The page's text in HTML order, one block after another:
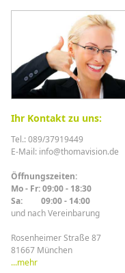
Ihr Kontakt zu uns:
Tel.: 089/37919449
E-Mail: info@thomavision.de
Öffnungszeiten:
Mo - Fr: 09:00 - 18:30
Sa: 09:00 - 14:00
und nach Vereinbarung
Rosenheimer Straße 87
81667 München
...mehr